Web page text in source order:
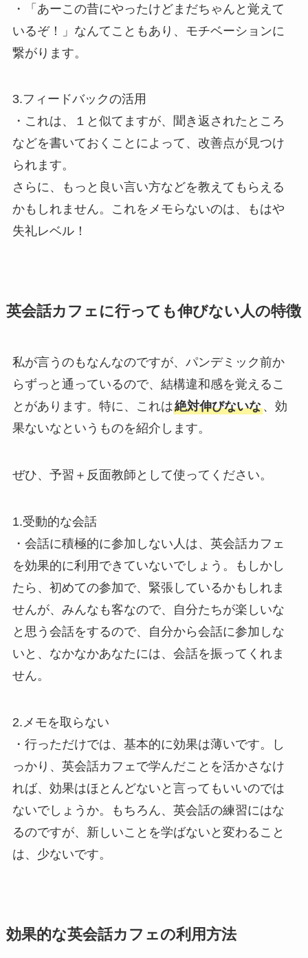
・「あーこの昔にやったけどまだちゃんと覚えて
いるぞ！」なんてこともあり、モチベーションに
繋がります。
3.フィードバックの活用
・これは、１と似てますが、聞き返されたところ
などを書いておくことによって、改善点が見つけ
られます。
さらに、もっと良い言い方などを教えてもらえる
かもしれません。これをメモらないのは、もはや
失礼レベル！
英会話カフェに行っても伸びない人の特徴
私が言うのもなんなのですが、パンデミック前か
らずっと通っているので、結構違和感を覚えるこ
とがあります。特に、これは絶対伸びないな、効
果ないなというものを紹介します。
ぜひ、予習＋反面教師として使ってください。
1.受動的な会話
・会話に積極的に参加しない人は、英会話カフェ
を効果的に利用できていないでしょう。もしかし
たら、初めての参加で、緊張しているかもしれま
せんが、みんなも客なので、自分たちが楽しいな
と思う会話をするので、自分から会話に参加しな
いと、なかなかあなたには、会話を振ってくれま
せん。
2.メモを取らない
・行っただけでは、基本的に効果は薄いです。し
っかり、英会話カフェで学んだことを活かさなけ
れば、効果はほとんどないと言ってもいいのでは
ないでしょうか。もちろん、英会話の練習にはな
るのですが、新しいことを学ばないと変わること
は、少ないです。
効果的な英会話カフェの利用方法